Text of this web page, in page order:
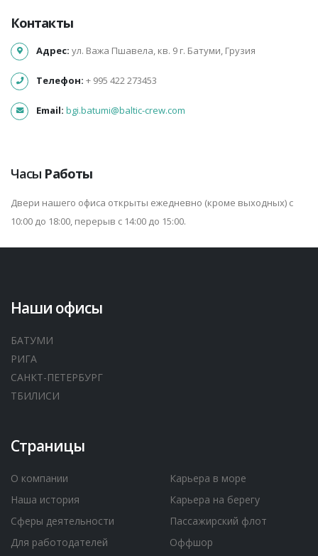
Контакты
Адрес: ул. Важа Пшавела, кв. 9 г. Батуми, Грузия
Телефон: + 995 422 273453
Email: bgi.batumi@baltic-crew.com
Часы Работы
Двери нашего офиса открыты ежедневно (кроме выходных) с
10:00 до 18:00, перерыв с 14:00 до 15:00.
Наши офисы
БАТУМИ
РИГА
САНКТ-ПЕТЕРБУРГ
ТБИЛИСИ
Страницы
О компании
Наша история
Сферы деятельности
Для работодателей
Карьера в море
Карьера на берегу
Пассажирский флот
Оффшор